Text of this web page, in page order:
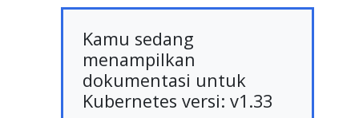
Kamu sedang
menampilkan
dokumentasi untuk
Kubernetes versi: v1.33